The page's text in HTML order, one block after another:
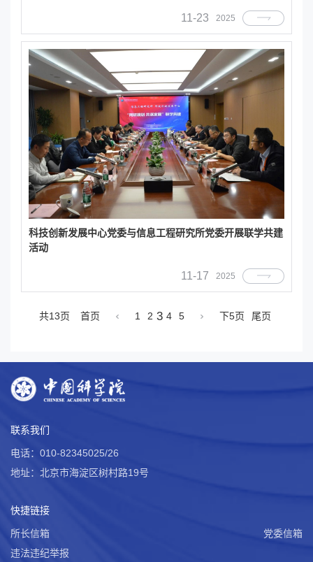
11-23 2025
科技创新发展中心党委与信息工程研究所党委开展联学共建
活动
11-17 2025
共13页 首页 1 2 3 4 5 下5页 尾页
联系我们
电话：010-82345025/26
地址：北京市海淀区树村路19号
快捷链接
所长信箱
党委信箱
违法违纪举报